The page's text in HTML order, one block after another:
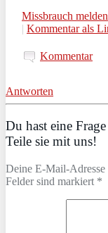
Missbrauch melden
| Kommentar als
Kommentar
Antworten
Du hast eine
Teile sie mit uns!
Deine E-Mail-
Felder sind markiert *